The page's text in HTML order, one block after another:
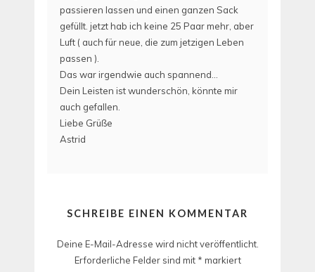
passieren lassen und einen ganzen Sack
gefüllt. jetzt hab ich keine 25 Paar mehr, aber
Luft ( auch für neue, die zum jetzigen Leben
passen ).
Das war irgendwie auch spannend…
Dein Leisten ist wunderschön, könnte mir
auch gefallen.
Liebe Grüße
Astrid
SCHREIBE EINEN KOMMENTAR
Deine E-Mail-Adresse wird nicht veröffentlicht.
Erforderliche Felder sind mit * markiert